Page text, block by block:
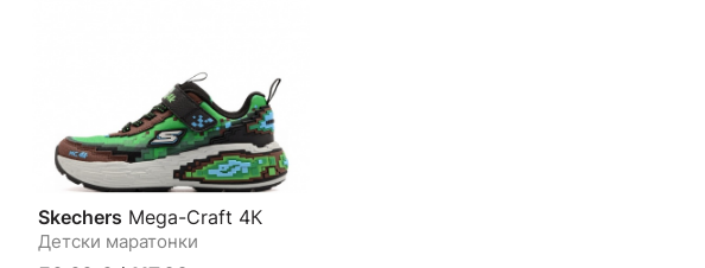
Skechers Mega-Craft 4К
Детски маратонки